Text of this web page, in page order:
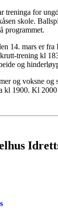
treninga for
skole.
programmet.
14. mars er
trening kl
og
og voksne
kl 1900. Kl